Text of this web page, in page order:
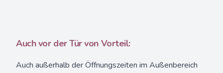
Auch vor der Tür von Vorteil:
Auch außerhalb der Öffnungszeiten im Außenbereich